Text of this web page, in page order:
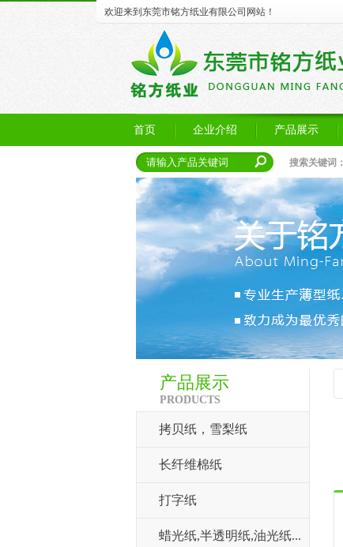
欢迎来到东莞市铭方纸业有限公司网站！
首页 企业介绍 产品展示
搜索关键词：
产品展示
PRODUCTS
拷贝纸，雪梨纸
长纤维棉纸
打字纸
蜡光纸,半透明纸,油光纸...